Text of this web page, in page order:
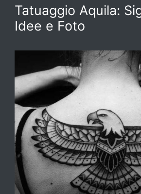
Tatuaggio Aquila:
Idee e Foto